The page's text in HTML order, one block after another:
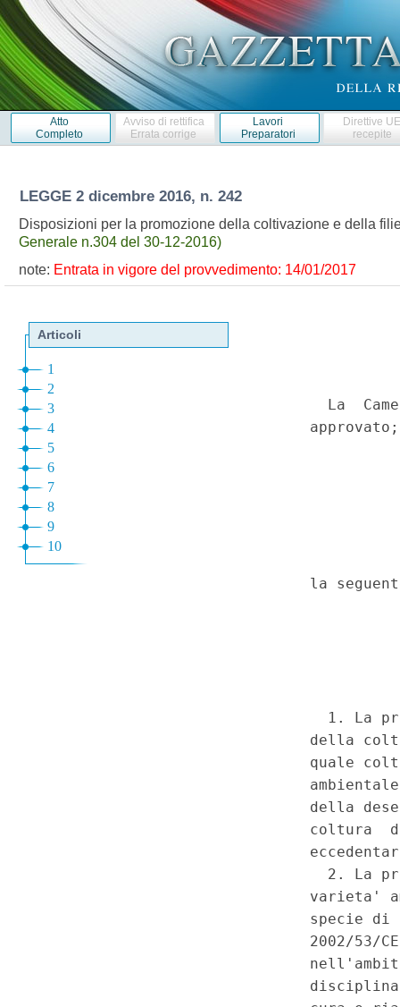
Atto
Completo
Avviso di rettifica
Errata corrige
Lavori
Preparatori
Direttive
recepite
LEGGE 2 dicembre 2016, n. 242
Disposizioni per la promozione della coltivazione e della
Generale n.304 del 30-12-2016)
note: Entrata in vigore del provvedimento: 14/01/2017